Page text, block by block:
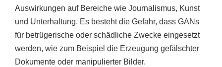
Auswirkungen auf Bereiche wie Journalismus, Kunst
und Unterhaltung. Es besteht die Gefahr, dass GANs
für betrügerische oder schädliche Zwecke eingesetzt
werden, wie zum Beispiel die Erzeugung gefälschter
Dokumente oder manipulierter Bilder.